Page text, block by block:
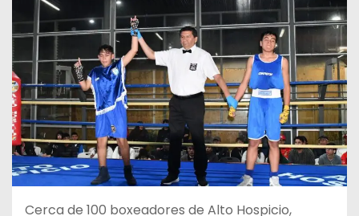
Cerca de 100 boxeadores de Alto Hospicio,